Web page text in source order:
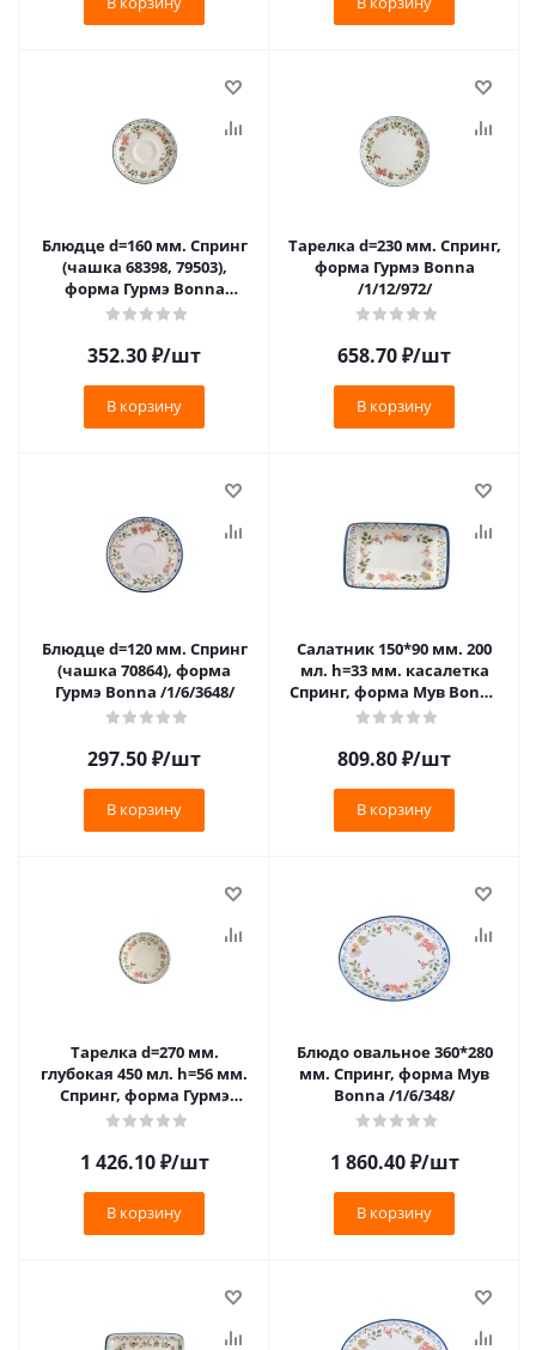
Блюдце d=160 мм. Спринг
(чашка 68398, 79503),
форма Гурмэ Bonna
/1/6/1848/
352.30₽/шт
В корзину
Тарелка d=230 мм. Спринг,
форма Гурмэ Bonna
/1/12/972/
658.70₽/шт
В корзину
Блюдце d=120 мм. Спринг
(чашка 70864), форма
Гурмэ Bonna /1/6/3648/
297.50₽/шт
В корзину
Салатник 150*90 мм. 200
мл. h=33 мм. касалетка
Спринг, форма Мув Bonna
/1/12/2412/
809.80₽/шт
В корзину
Тарелка d=270 мм.
глубокая 450 мл. h=56 мм.
Спринг, форма Гурмэ
Bonna /1/6/408/
1 426.10₽/шт
В корзину
Блюдо овальное 360*280
мм. Спринг, форма Мув
Bonna /1/6/348/
1 860.40₽/шт
В корзину